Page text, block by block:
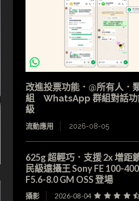
改進投票功能．@所有人．
組 WhatsApp 群組對話功
級
流動應用 2026-08-05
625g 超輕巧．支援 2x 增
民級遠攝王 Sony FE 100-
F5.6-8.0 GM OSS 登場
攝影 2026-08-04